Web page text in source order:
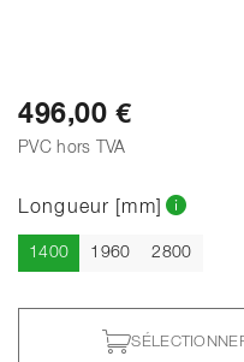
496,00 €
PVC hors TVA
Longueur [mm]
1400Actuel
1960 2800